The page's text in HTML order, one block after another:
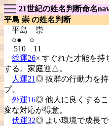
21世紀の姓名判断命名
平島 崇 の姓名判断
平島 崇
○● ○
510 11
総運26× すぐれた才能を持
する。家庭運△。
人運21◎ 抜群の行動力を持
プ。
外運16◎ 他人に良くする
変な対応が得意。
伏運32◎ よい環境で成長で